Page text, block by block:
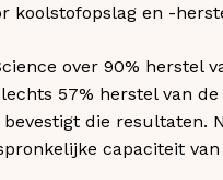
en -
over 90% herstel
57% herstel van
die resultaten.
capaciteit van